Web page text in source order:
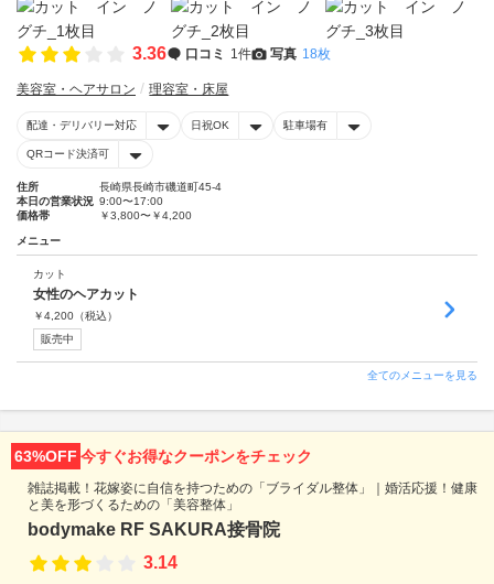
3.36 口コミ 1件 写真 18枚
美容室・ヘアサロン 理容室・床屋
配達・デリバリー対応 日祝OK 駐車場有
QRコード決済可
住所
長崎県長崎市磯道町45-4
本日の営業状況 9:00〜17:00
価格帯
￥3,800〜￥4,200
メニュー
カット
女性のヘアカット
￥4,200 （税込）
販売中
全てのメニューを見る
63%OFF 今すぐお得なクーポンをチェック
雑誌掲載！花嫁姿に自信を持つための「ブライダル整体」｜婚活応援！健康
と美を形づくるための「美容整体」
bodymake RF SAKURA接骨院
3.14